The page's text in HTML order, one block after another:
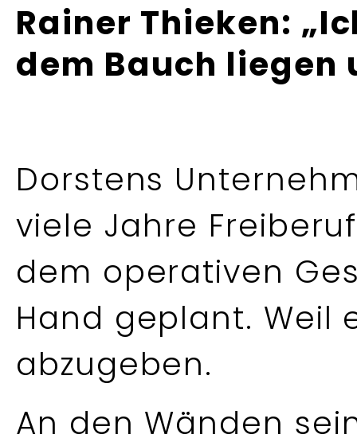
Rainer Thieken:
dem Bauch liegen
Dorstens
viele Jahre
dem operativen
Hand geplant. Weil
abzugeben.
An den Wänden